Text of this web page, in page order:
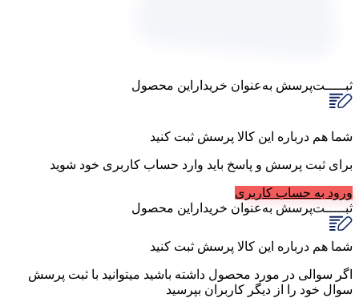
ثبـــــت‌پرسش به‌عنوان ‌خریدار‌این‌ محصول
شما هم درباره این کالا پرسش ثبت کنید
برای ثبت پرسش و پاسخ باید وارد حساب کاربری خود شوید
ورود به حساب کاربری
ثبـــــت‌پرسش به‌عنوان ‌خریدار‌این‌ محصول
شما هم درباره این کالا پرسش ثبت کنید
اگر سوالی در مورد محصول داشته باشید میتوانید با ثبت پرسش
سوال خود را از دیگر کاربران بپرسید